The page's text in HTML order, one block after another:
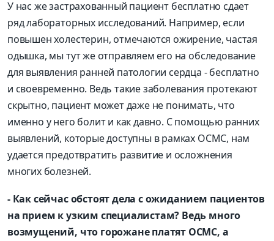
У нас же застрахованный пациент бесплатно сдает
ряд лабораторных исследований. Например, если
повышен холестерин, отмечаются ожирение, частая
одышка, мы тут же отправляем его на обследование
для выявления ранней патологии сердца - бесплатно
и своевременно. Ведь такие заболевания протекают
скрытно, пациент может даже не понимать, что
именно у него болит и как давно. С помощью ранних
выявлений, которые доступны в рамках ОСМС, нам
удается предотвратить развитие и осложнения
многих болезней.
- Как сейчас обстоят дела с ожиданием пациентов
на прием к узким специалистам? Ведь много
возмущений, что горожане платят ОСМС, а